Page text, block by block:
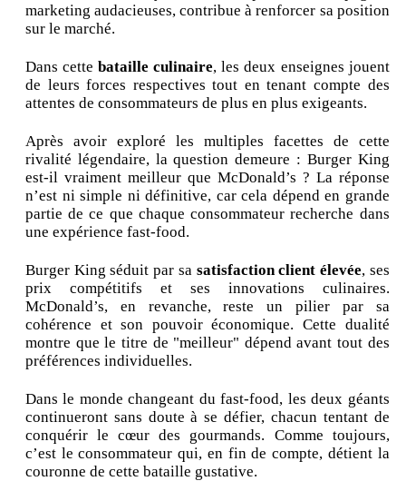
marketing audacieuses, contribue à renforcer sa position
sur le marché.
Dans cettebataille culinaire, les deux enseignes jouent
de leurs forces respectives tout en tenant compte des
attentes de consommateurs de plus en plus exigeants.
Après avoir exploré les multiples facettes de cette
rivalité légendaire, la question demeure : Burger King
est-il vraiment meilleur que McDonald’s ? La réponse
n’est ni simple ni définitive, car cela dépend en grande
partie de ce que chaque consommateur recherche dans
une expérience fast-food.
Burger King séduit par sa satisfaction client élevée, ses
prix compétitifs et ses innovations culinaires.
McDonald’s, en revanche, reste un pilier par sa
cohérence et son pouvoir économique. Cette dualité
montre que le titre de "meilleur" dépend avant tout des
préférences individuelles.
Dans le monde changeant du fast-food, les deux géants
continueront sans doute à se défier, chacun tentant de
conquérir le cœur des gourmands. Comme toujours,
c’est le consommateur qui, en fin de compte, détient la
couronne de cette bataille gustative.